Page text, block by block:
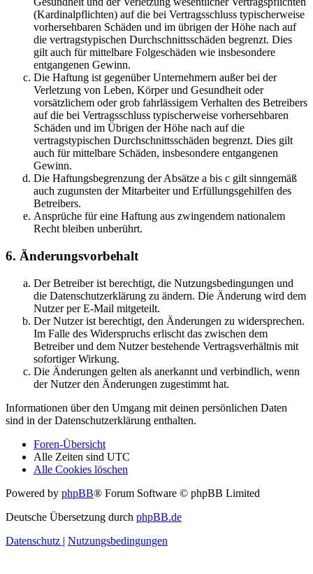
(Kardinalpflichten) auf die bei Vertragsschluss typischerweise
vorhersehbaren Schäden und im übrigen der Höhe nach auf
die vertragstypischen Durchschnittsschäden begrenzt. Dies
gilt auch für mittelbare Folgeschäden wie insbesondere
entgangenen Gewinn.
Die Haftung ist gegenüber Unternehmern außer bei der
Verletzung von Leben, Körper und Gesundheit oder
vorsätzlichem oder grob fahrlässigem Verhalten des Betreibers
auf die bei Vertragsschluss typischerweise vorhersehbaren
Schäden und im Übrigen der Höhe nach auf die
vertragstypischen Durchschnittsschäden begrenzt. Dies gilt
auch für mittelbare Schäden, insbesondere entgangenen
Gewinn.
Die Haftungsbegrenzung der Absätze a bis c gilt sinngemäß
auch zugunsten der Mitarbeiter und Erfüllungsgehilfen des
Betreibers.
Ansprüche für eine Haftung aus zwingendem nationalem
Recht bleiben unberührt.
6. Änderungsvorbehalt
Der Betreiber ist berechtigt, die Nutzungsbedingungen und
die Datenschutzerklärung zu ändern. Die Änderung wird dem
Nutzer per E-Mail mitgeteilt.
Der Nutzer ist berechtigt, den Änderungen zu widersprechen.
Im Falle des Widerspruchs erlischt das zwischen dem
Betreiber und dem Nutzer bestehende Vertragsverhältnis mit
sofortiger Wirkung.
Die Änderungen gelten als anerkannt und verbindlich, wenn
der Nutzer den Änderungen zugestimmt hat.
Informationen über den Umgang mit deinen persönlichen Daten
sind in der Datenschutzerklärung enthalten.
Foren-Übersicht
Alle Zeiten sind UTC
Alle Cookies löschen
Powered by phpBB® Forum Software © phpBB Limited
Deutsche Übersetzung durch phpBB.de
Datenschutz | Nutzungsbedingungen